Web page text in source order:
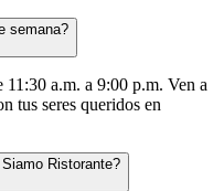
semana?
a.m. a 9:00 p.m. Ven a
tus seres queridos en
Ristorante?